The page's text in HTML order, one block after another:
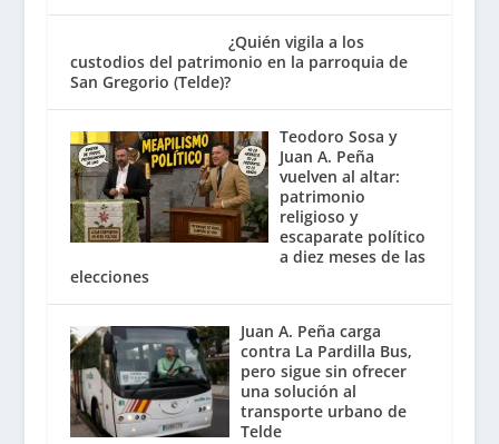
¿Quién vigila a los
custodios del patrimonio en la parroquia de
San Gregorio (Telde)?
Teodoro Sosa y
Juan A. Peña
vuelven al altar:
patrimonio
religioso y
escaparate político
a diez meses de las
elecciones
Juan A. Peña carga
contra La Pardilla Bus,
pero sigue sin ofrecer
una solución al
transporte urbano de
Telde